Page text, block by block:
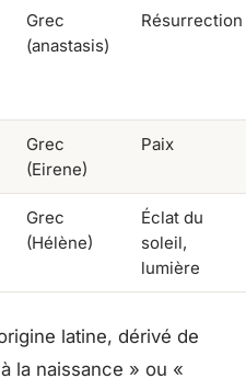
Grec
(anastasis)
Résurrection
Grec
(Eirene)
Paix
Grec
(Hélène)
Éclat du
soleil,
lumière
latine, dérivé de
la naissance » ou «